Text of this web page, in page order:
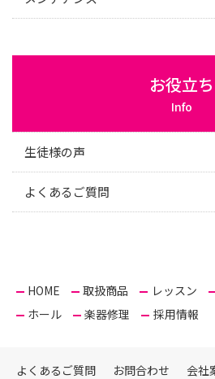
お役立ち
Info
生徒様の声
よくあるご質問
HOME 取扱商品 レッスン
ホール
楽器修理 採用情報
よくあるご質問 お問合わせ 会社